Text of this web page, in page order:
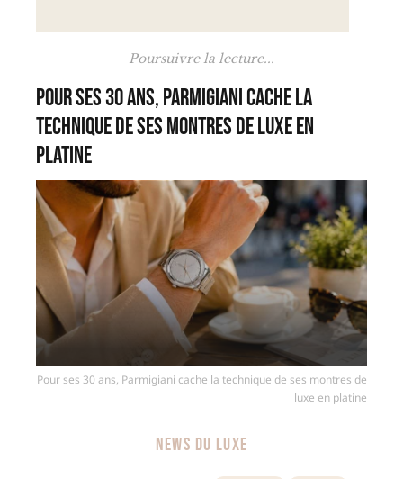
Poursuivre la lecture...
Pour ses 30 ans, Parmigiani cache la
technique de ses montres de luxe en
platine
Pour ses 30 ans, Parmigiani cache la technique de ses montres de
luxe en platine
NEWS DU LUXE